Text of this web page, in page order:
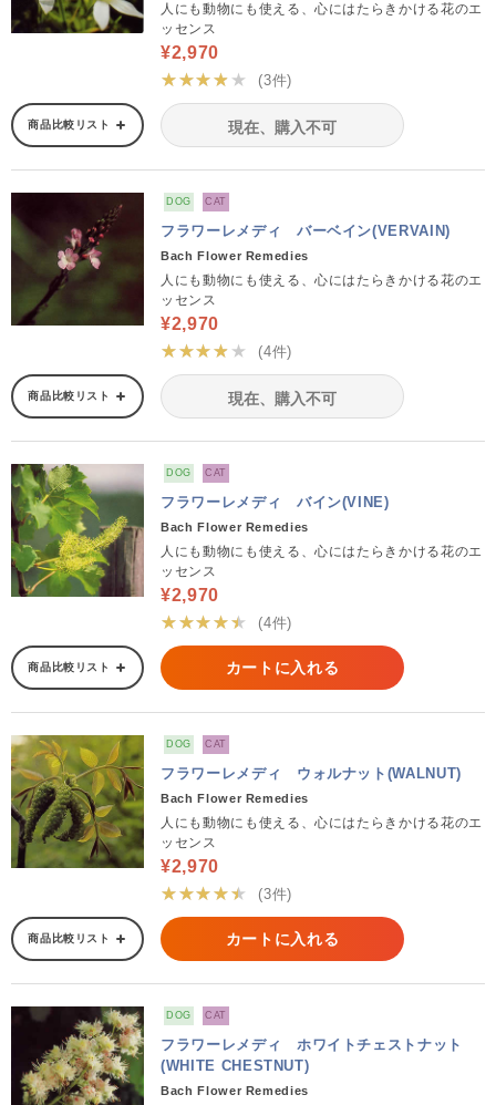
人にも動物にも使える、心にはたらきかける花のエ
ッセンス
¥2,970
★★★★★
(3件)
商品比較リスト 現在、購入不可
DOG CAT
フラワーレメディ バーベイン(VERVAIN)
Bach Flower Remedies
人にも動物にも使える、心にはたらきかける花のエ
ッセンス
¥2,970
★★★★★
(4件)
商品比較リスト 現在、購入不可
DOG CAT
フラワーレメディ バイン(VINE)
Bach Flower Remedies
人にも動物にも使える、心にはたらきかける花のエ
ッセンス
¥2,970
★★★★★
(4件)
商品比較リスト カートに入れる
DOG CAT
フラワーレメディ ウォルナット(WALNUT)
Bach Flower Remedies
人にも動物にも使える、心にはたらきかける花のエ
ッセンス
¥2,970
★★★★★
(3件)
商品比較リスト カートに入れる
DOG CAT
フラワーレメディ ホワイトチェストナット
(WHITE CHESTNUT)
Bach Flower Remedies